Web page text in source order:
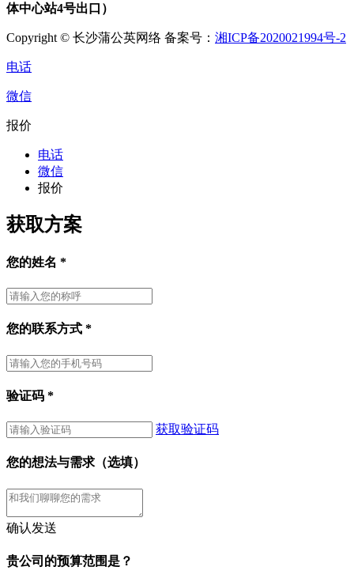
体中心站4号出口）
Copyright © 长沙蒲公英网络 备案号： 湘ICP备2020021994号-2
电话
微信
报价
电话
微信
报价
获取方案
您的姓名 *
您的联系方式 *
验证码 *
获取验证码
您的想法与需求（选填）
确认发送
贵公司的预算范围是？